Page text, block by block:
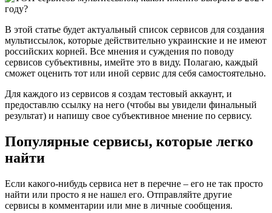
В этой статье будет актуальный список сервисов для создания
мультиссылок, которые действительно украинские и не имеют
российских корней. Все мнения и суждения по поводу
сервисов субъективны, имейте это в виду. Полагаю, каждый
сможет оценить тот или иной сервис для себя самостоятельно.
Для каждого из сервисов я создам тестовый аккаунт, и
предоставлю ссылку на него (чтобы вы увидели финальный
результат) и напишу свое субъективное мнение по сервису.
Популярные сервисы, которые легко
найти
Если какого-нибудь сервиса нет в перечне – его не так просто
найти или просто я не нашел его. Отправляйте другие
сервисы в комментарии или мне в личные сообщения.